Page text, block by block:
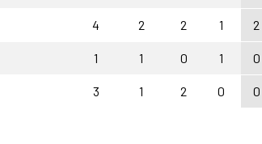
4 2 2 1 2
1 1 0 1 0
3 1 2 0 0